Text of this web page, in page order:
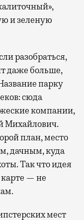
и зеленую
разобраться,
даже больше,
парку
сюда
компании,
Михайлович.
план, место
дачным, куда
Так что идея
карте — не
мест